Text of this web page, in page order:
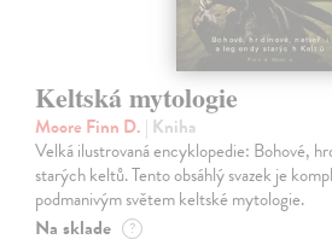
Keltská mytologie
Moore Finn D. | Kniha
Velká ilustrovaná encyklopedie: Bohové,
starých keltů. Tento obsáhlý svazek je
podmanivým světem keltské mytologie.
Na sklade ?